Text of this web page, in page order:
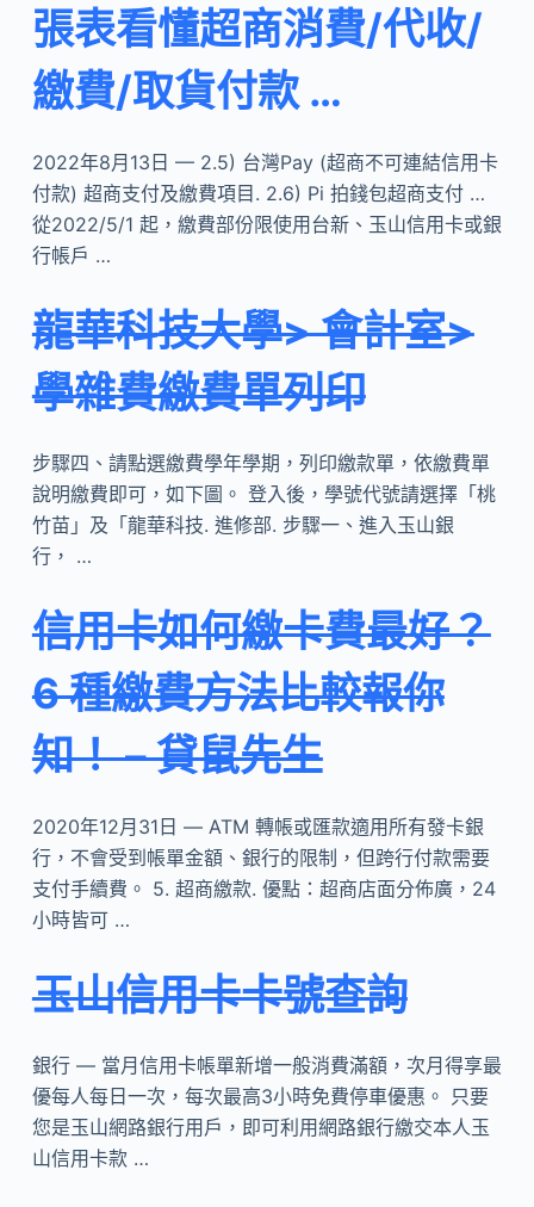
張表看懂超商消費/代收/
繳費/取貨付款 …
2022年8月13日 — 2.5) 台灣Pay (超商不可連結信用卡
付款) 超商支付及繳費項目. 2.6) Pi 拍錢包超商支付 …
從2022/5/1 起，繳費部份限使用台新、玉山信用卡或銀
行帳戶 …
龍華科技大學> 會計室>
學雜費繳費單列印
步驟四、請點選繳費學年學期，列印繳款單，依繳費單
說明繳費即可，如下圖。 登入後，學號代號請選擇「桃
竹苗」及「龍華科技. 進修部. 步驟一、進入玉山銀
行， …
信用卡如何繳卡費最好？
6 種繳費方法比較報你
知！ – 貸鼠先生
2020年12月31日 — ATM 轉帳或匯款適用所有發卡銀
行，不會受到帳單金額、銀行的限制，但跨行付款需要
支付手續費。 5. 超商繳款. 優點：超商店面分佈廣，24
小時皆可 …
玉山信用卡卡號查詢
銀行 — 當月信用卡帳單新增一般消費滿額，次月得享最
優每人每日一次，每次最高3小時免費停車優惠。 只要
您是玉山網路銀行用戶，即可利用網路銀行繳交本人玉
山信用卡款 …